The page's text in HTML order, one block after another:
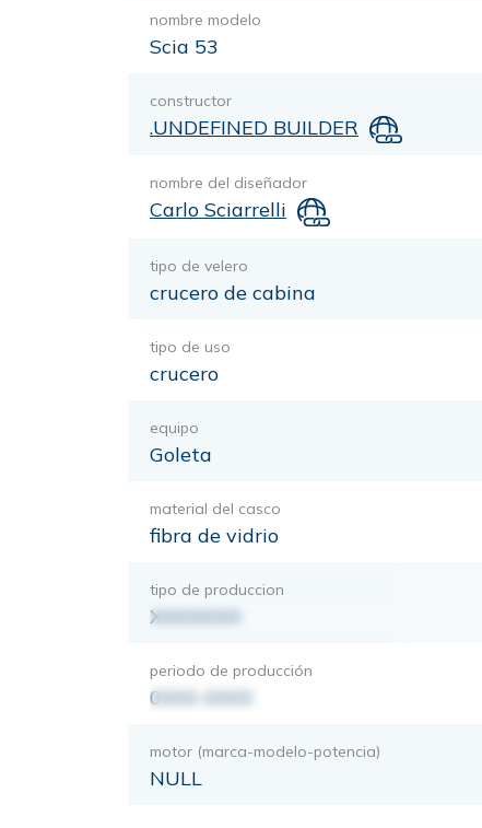
nombre modelo
Scia 53
constructor
.UNDEFINED BUILDER
nombre del diseñador
Carlo Sciarrelli
tipo de velero
crucero de cabina
tipo de uso
crucero
equipo
Goleta
material del casco
fibra de vidrio
tipo de produccion
XXXXXXX
periodo de producción
0000-0000
motor (marca-modelo-potencia)
NULL